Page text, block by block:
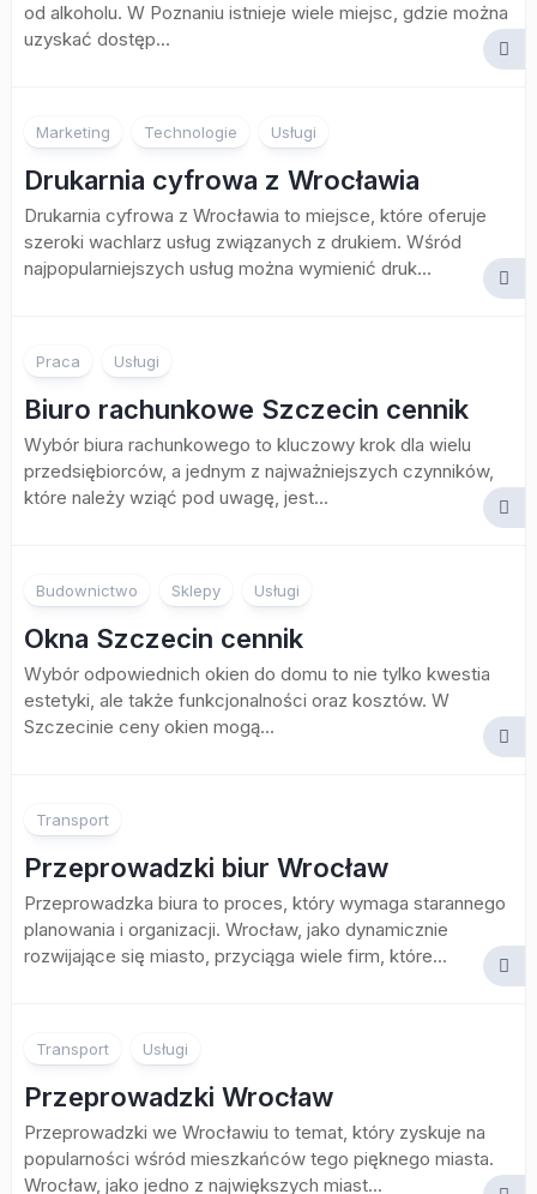
od alkoholu. W Poznaniu istnieje wiele miejsc, gdzie można
uzyskać dostęp...
Marketing Technologie Usługi
Drukarnia cyfrowa z Wrocławia
Drukarnia cyfrowa z Wrocławia to miejsce, które oferuje
szeroki wachlarz usług związanych z drukiem. Wśród
najpopularniejszych usług można wymienić druk...
Praca Usługi
Biuro rachunkowe Szczecin cennik
Wybór biura rachunkowego to kluczowy krok dla wielu
przedsiębiorców, a jednym z najważniejszych czynników,
które należy wziąć pod uwagę, jest...
Budownictwo Sklepy Usługi
Okna Szczecin cennik
Wybór odpowiednich okien do domu to nie tylko kwestia
estetyki, ale także funkcjonalności oraz kosztów. W
Szczecinie ceny okien mogą...
Transport
Przeprowadzki biur Wrocław
Przeprowadzka biura to proces, który wymaga starannego
planowania i organizacji. Wrocław, jako dynamicznie
rozwijające się miasto, przyciąga wiele firm, które...
Transport Usługi
Przeprowadzki Wrocław
Przeprowadzki we Wrocławiu to temat, który zyskuje na
popularności wśród mieszkańców tego pięknego miasta.
Wrocław, jako jedno z największych miast...